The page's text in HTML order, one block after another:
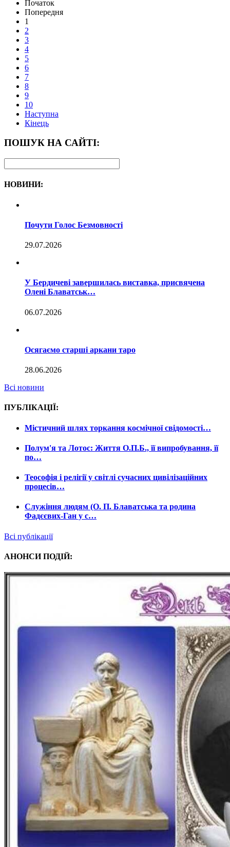
Початок
Попередня
1
2
3
4
5
6
7
8
9
10
Наступна
Кінець
ПОШУК НА САЙТІ:
НОВИНИ:
Почути Голос Безмовності
29.07.2026
У Бердичеві завершилась виставка, присвячена
Олені Блаватськ…
06.07.2026
Осягаємо старші аркани таро
28.06.2026
Всі новини
ПУБЛІКАЦІЇ:
Містичний шлях торкання космічної свідомості…
Полум'я та Лотос: Життя О.П.Б., її випробування, її
по…
Теософія і релігії у світлі сучасних цивілізаційних
процесів…
Служіння людям (О. П. Блаватська та родина
Фадєєвих-Ган у с…
Всі публікації
АНОНСИ ПОДІЙ: